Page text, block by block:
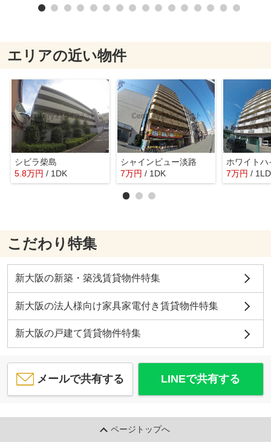
エリアの近い物件
シビラ柴島
5.8万円 / 1DK
シャインビュー淡路
7万円 / 1DK
ホワイト
7万円 /
こだわり特集
新大阪の新築・築浅賃貸物件特集
新大阪の法人様向け家具家電付き賃貸物件特集
新大阪の戸建て賃貸物件特集
メールで共有する LINEで共有する
ページトップへ